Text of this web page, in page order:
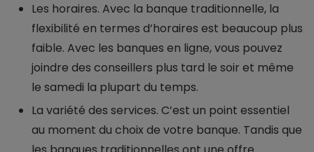
Les horaires. Avec la banque traditionnelle, la
flexibilité en termes d’horaires est beaucoup plus
faible. Avec les banques en ligne, vous pouvez
joindre des conseillers plus tard le soir et même
le samedi la plupart du temps.
La variété des services. C’est un point essentiel
au moment du choix de votre banque. Tandis que